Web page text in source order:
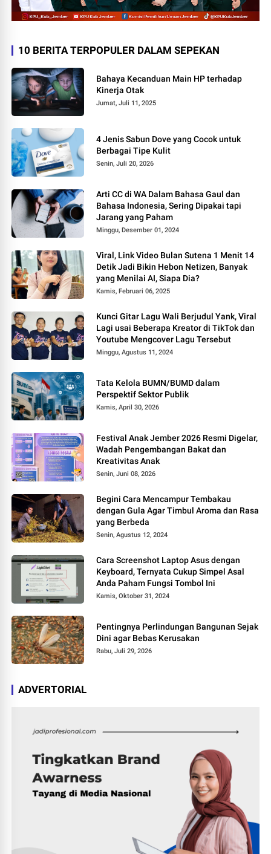
10 BERITA TERPOPULER DALAM SEPEKAN
Bahaya Kecanduan Main HP terhadap
Kinerja Otak
Jumat, Juli 11, 2025
4 Jenis Sabun Dove yang Cocok untuk
Berbagai Tipe Kulit
Senin, Juli 20, 2026
Arti CC di WA Dalam Bahasa Gaul dan
Bahasa Indonesia, Sering Dipakai tapi
Jarang yang Paham
Minggu, Desember 01, 2024
Viral, Link Video Bulan Sutena 1 Menit 14
Detik Jadi Bikin Hebon Netizen, Banyak
yang Menilai AI, Siapa Dia?
Kamis, Februari 06, 2025
Kunci Gitar Lagu Wali Berjudul Yank, Viral
Lagi usai Beberapa Kreator di TikTok dan
Youtube Mengcover Lagu Tersebut
Minggu, Agustus 11, 2024
Tata Kelola BUMN/BUMD dalam
Perspektif Sektor Publik
Kamis, April 30, 2026
Festival Anak Jember 2026 Resmi Digelar,
Wadah Pengembangan Bakat dan
Kreativitas Anak
Senin, Juni 08, 2026
Begini Cara Mencampur Tembakau
dengan Gula Agar Timbul Aroma dan Rasa
yang Berbeda
Senin, Agustus 12, 2024
Cara Screenshot Laptop Asus dengan
Keyboard, Ternyata Cukup Simpel Asal
Anda Paham Fungsi Tombol Ini
Kamis, Oktober 31, 2024
Pentingnya Perlindungan Bangunan Sejak
Dini agar Bebas Kerusakan
Rabu, Juli 29, 2026
ADVERTORIAL